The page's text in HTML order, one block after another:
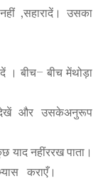
नहीं,सहारादें।
उसका
दें । बीच– बीच मेंथोड़ा
और उसकेअनुरूप
याद नहींररख पाता।
कराएँ।